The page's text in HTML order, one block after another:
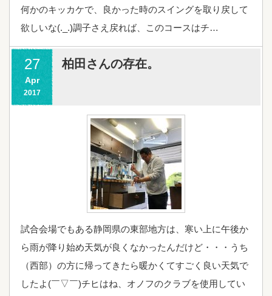
何かのキッカケで、良かった時のスイングを取り戻して
欲しいな(._.)調子さえ戻れば、このコースはチ…
27
Apr
2017
柏田さんの存在。
試合会場でもある静岡県の東部地方は、寒い上に午後か
ら雨が降り始め天気が良くなかったんだけど・・・うち
（西部）の方に帰ってきたら暖かくてすごく良い天気で
したよ(￣▽￣)チヒはね、オノフのクラブを使用してい